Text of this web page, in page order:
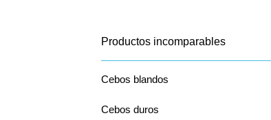
Productos incomparables
Cebos blandos
Cebos duros